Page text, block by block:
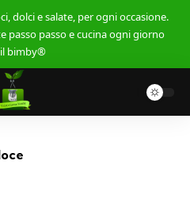
dolci e salate, per ogni occasione.
passo passo e cucina ogni giorno
bimby®